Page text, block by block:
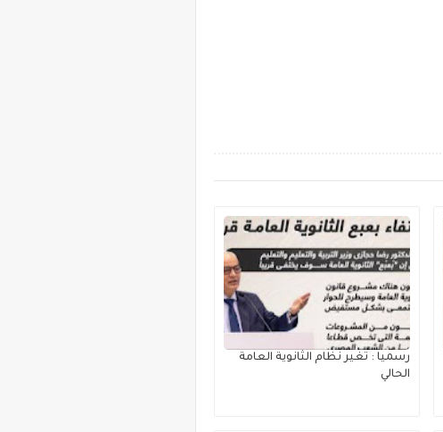
رسميا : تغير نظام الثانوية العامة
الحالي